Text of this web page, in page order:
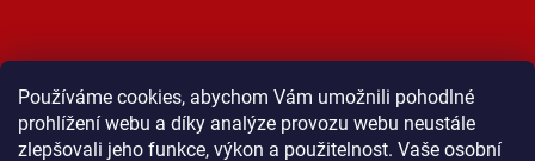
Používáme cookies, abychom Vám umožnili pohodlné
prohlížení webu a díky analýze provozu webu neustále
zlepšovali jeho funkce, výkon a použitelnost. Vaše osobní
MOST ProTibet Vše o nákupu
Obchodní podmínky
Zásady ochrany osobních údajů
Kontakt